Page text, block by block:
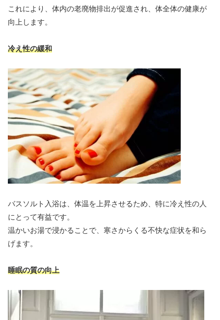
これにより、体内の老廃物排出が促進され、体全体の健康が
向上します。
冷え性の緩和
バスソルト入浴は、体温を上昇させるため、特に冷え性の人
にとって有益です。
温かいお湯で浸かることで、寒さからくる不快な症状を和ら
げます。
睡眠の質の向上